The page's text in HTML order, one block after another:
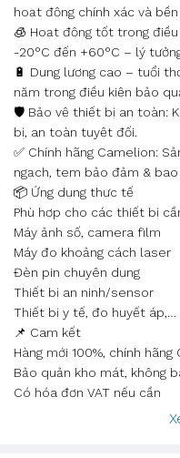
hoạt động chính xác và bền
🧊 Hoạt động tốt trong
-20°C đến +60°C – lý
🔋 Dung lượng cao – tuổi
năm trong điều kiện bảo
🛡️ Bảo vệ thiết bị an toàn:
bị, an toàn tuyệt đối.
✅ Chính hãng Camelion:
ngạch, tem bảo đảm & bao
📦 Ứng dụng thực tế
Phù hợp cho các thiết bị
Máy ảnh số, camera film
Máy đo khoảng cách laser
Đèn pin chuyên dụng
Thiết bị an ninh/sensor
Thiết bị y tế, đo huyết áp,…
📌 Cam kết
Hàng mới 100%, chính hãng
Bảo quản kho mát, không
Có hóa đơn VAT nếu cần